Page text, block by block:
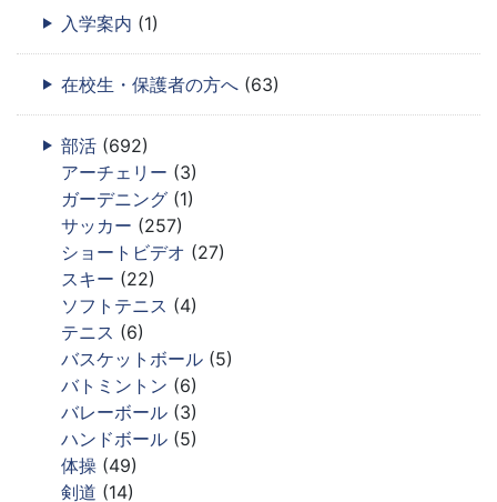
入学案内 (1)
在校生・保護者の方へ (63)
部活 (692)
アーチェリー (3)
ガーデニング (1)
サッカー (257)
ショートビデオ (27)
スキー (22)
ソフトテニス (4)
テニス (6)
バスケットボール (5)
バトミントン (6)
バレーボール (3)
ハンドボール (5)
体操 (49)
剣道 (14)